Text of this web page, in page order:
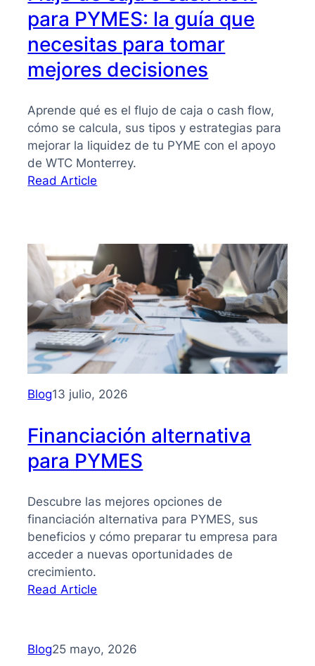
para PYMES: la guía que
necesitas para tomar
mejores decisiones
Aprende qué es el flujo de caja o cash flow,
cómo se calcula, sus tipos y estrategias para
mejorar la liquidez de tu PYME con el apoyo
de WTC Monterrey.
Read Article
o
cash
flow
para
PYMES:
la
guía
que
necesitas
tomar
mejores
decisiones
Blog13 julio, 2026
Financiación alternativa
para PYMES
Descubre las mejores opciones de
financiación alternativa para PYMES, sus
beneficios y cómo preparar tu empresa para
acceder a nuevas oportunidades de
crecimiento.
Read Article
para
PYMES
Blog25 mayo, 2026